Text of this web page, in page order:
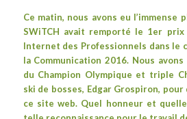
Ce matin, nous avons eu l’immense
SWiTCH avait remporté le 1er
Internet des Professionnels dans le
la Communication 2016. Nous
du Champion Olympique et triple
ski de bosses, Edgar Grospiron, pour
ce site web. Quel honneur et